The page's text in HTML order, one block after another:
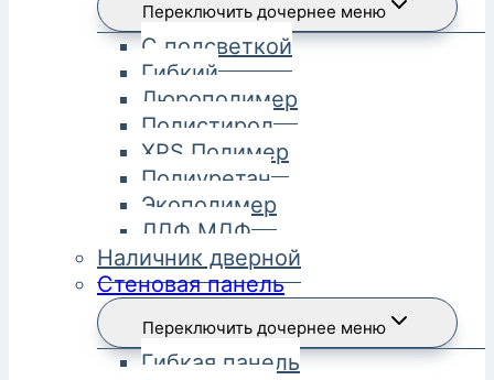
Переключить дочернее меню
С подсветкой
Гибкий
Дюрополимер
Полистирол
XPS Полимер
Полиуретан
Экополимер
ЛДФ МДФ
Наличник дверной
Стеновая панель
Переключить дочернее меню
Гибкая панель